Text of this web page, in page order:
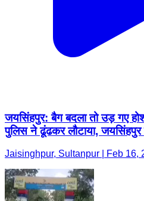
जयसिंहपुर: बैग बदला तो उड़ गए
पुलिस ने ढूंढकर लौटाया, जयसिंहपुर
Jaisinghpur, Sultanpur | Feb 16,